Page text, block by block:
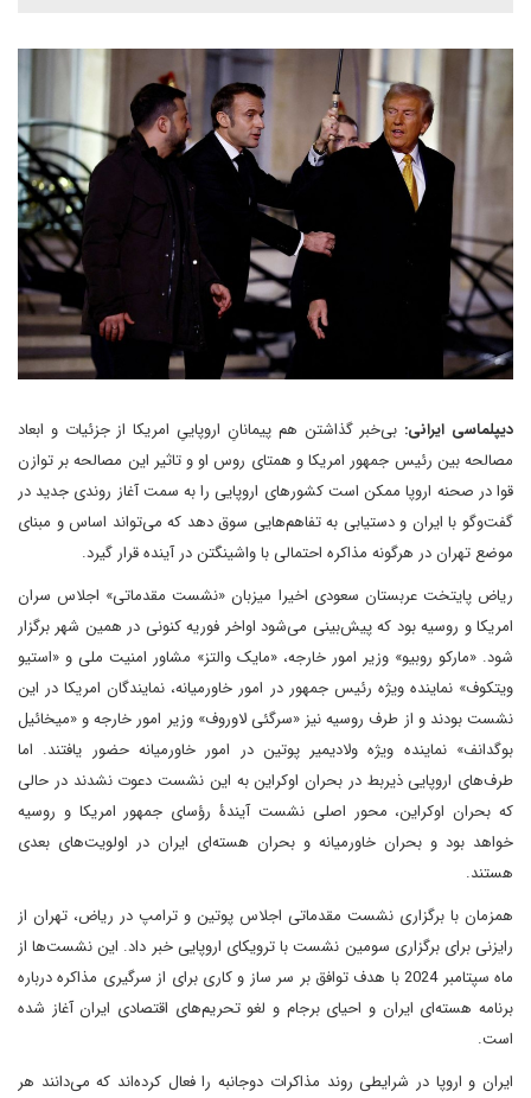
دیپلماسی ایرانی: بی‌خبر گذاشتن هم پیمانانِ اروپاییِ امریکا از جزئیات و ابعاد
مصالحه‌ بین رئیس جمهور امریکا و همتای روس او و تاثیر این مصالحه بر توازن
قوا در صحنه اروپا ممکن است کشورهای اروپایی را به سمت آغاز روندی جدید در
گفت‌وگو با ایران و دستیابی به تفاهم‌هایی سوق دهد که می‌تواند اساس و مبنای
موضع تهران در هرگونه مذاکره احتمالی با واشینگتن در آینده قرار گیرد.
ریاض پایتخت عربستان سعودی اخیرا میزبان «نشست مقدماتی» اجلاس سران
امریکا و روسیه بود که پیش‌بینی می‌شود اواخر فوریه کنونی در همین شهر برگزار
شود. «مارکو روبیو» وزیر امور خارجه، «مایک والتز» مشاور امنیت ملی و «استیو
ویتکوف» نماینده ویژه رئیس جمهور در امور خاورمیانه، نمایندگان امریکا در این
نشست بودند و از طرف روسیه نیز «سرگئی لاوروف» وزیر امور خارجه و «میخائیل
بوگدانف» نماینده ویژه ولادیمیر پوتین در امور خاورمیانه حضور یافتند. اما
طرف‌های اروپایی ذیربط در بحران اوکراین به این نشست دعوت نشدند در حالی
که بحران اوکراین، محور اصلی نشست آیندۀ رؤسای جمهور امریکا و روسیه
خواهد بود و بحران خاورمیانه و بحران هسته‌ای ایران در اولویت‌های بعدی
هستند.
همزمان با برگزاری نشست‌ مقدماتی اجلاس پوتین و ترامپ در ریاض، تهران از
رایزنی برای برگزاری سومین نشست با ترویکای اروپایی خبر داد. این نشست‌ها از
ماه سپتامبر 2024 با هدف توافق بر سر ساز و کاری برای از سرگیری مذاکره درباره
برنامه هسته‌ای ایران و احیای برجام و لغو تحریم‌های اقتصادی ایران آغاز شده
است.
ایران و اروپا در شرایطی روند مذاکرات دوجانبه را فعال کرده‌اند که می‌دانند هر